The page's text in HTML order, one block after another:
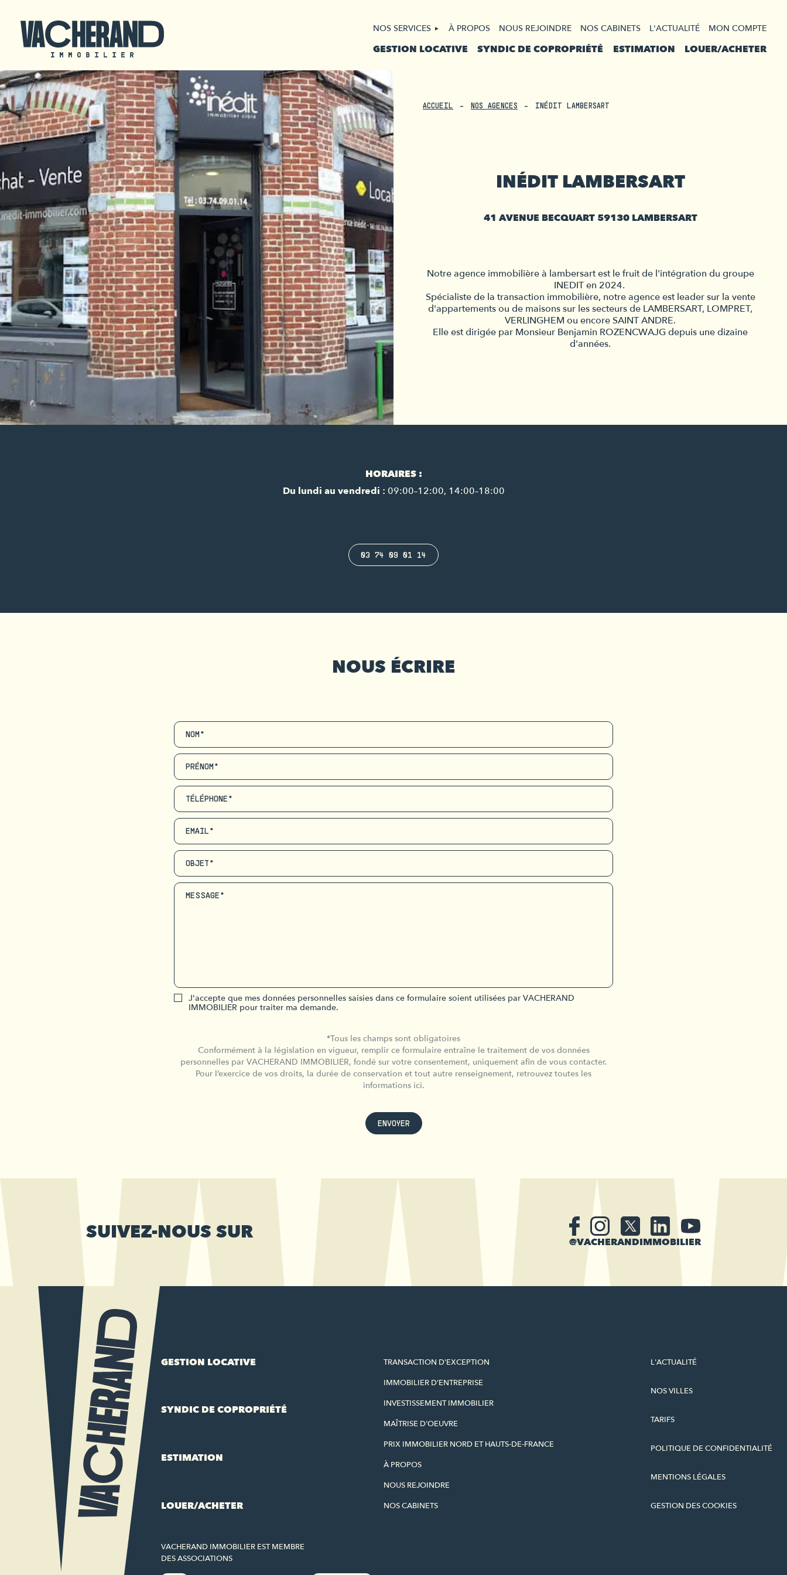
NOS SERVICES À PROPOS NOUS REJOINDRE NOS CABINETS L'ACTUALITÉ MON COMPTE
GESTION LOCATIVE SYNDIC DE COPROPRIÉTÉ ESTIMATION LOUER/ACHETER
ACCUEIL NOS AGENCES INÉDIT LAMBERSART
INÉDIT LAMBERSART
41 AVENUE BECQUART 59130 LAMBERSART
Notre agence immobilière à lambersart est le fruit de l'intégration du groupe
INEDIT en 2024.
Spécialiste de la transaction immobilière, notre agence est leader sur la vente
d'appartements ou de maisons sur les secteurs de LAMBERSART, LOMPRET,
VERLINGHEM ou encore SAINT ANDRE.
Elle est dirigée par Monsieur Benjamin ROZENCWAJG depuis une dizaine
d'années.
HORAIRES :
Du lundi au vendredi : 09:00–12:00, 14:00–18:00
03 74 09 01 14
NOUS ÉCRIRE
NOM*
PRÉNOM*
TÉLÉPHONE*
EMAIL*
OBJET*
MESSAGE*
J'accepte que mes données personnelles saisies dans ce formulaire soient utilisées par VACHERAND
IMMOBILIER pour traiter ma demande.
*Tous les champs sont obligatoires
Conformément à la législation en vigueur, remplir ce formulaire entraîne le traitement de vos données
personnelles par VACHERAND IMMOBILIER, fondé sur votre consentement, uniquement afin de vous contacter.
Pour l’exercice de vos droits, la durée de conservation et tout autre renseignement, retrouvez toutes les
informations ici.
ENVOYER
SUIVEZ-NOUS SUR @VACHERANDIMMOBILIER
GESTION LOCATIVE
SYNDIC DE COPROPRIÉTÉ
ESTIMATION
LOUER/ACHETER
TRANSACTION D'EXCEPTION
IMMOBILIER D'ENTREPRISE
INVESTISSEMENT IMMOBILIER
MAÎTRISE D'OEUVRE
PRIX IMMOBILIER NORD ET HAUTS-DE-FRANCE
À PROPOS
NOUS REJOINDRE
NOS CABINETS
L'ACTUALITÉ
NOS VILLES
TARIFS
POLITIQUE DE CONFIDENTIALITÉ
MENTIONS LÉGALES
GESTION DES COOKIES
VACHERAND IMMOBILIER EST MEMBRE
DES ASSOCIATIONS